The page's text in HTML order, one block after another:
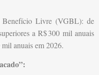
Benefício Livre (VGBL): de
a R$300 mil anuais
anuais em 2026.